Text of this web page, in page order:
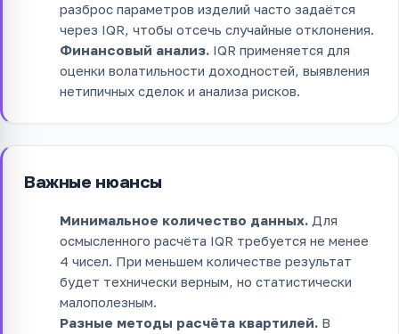
разброс параметров изделий часто задаётся
через IQR, чтобы отсечь случайные отклонения.
Финансовый анализ. IQR применяется для
оценки волатильности доходностей, выявления
нетипичных сделок и анализа рисков.
Важные нюансы
Минимальное количество данных. Для
осмысленного расчёта IQR требуется не менее
4 чисел. При меньшем количестве результат
будет технически верным, но статистически
малополезным.
Разные методы расчёта квартилей. В